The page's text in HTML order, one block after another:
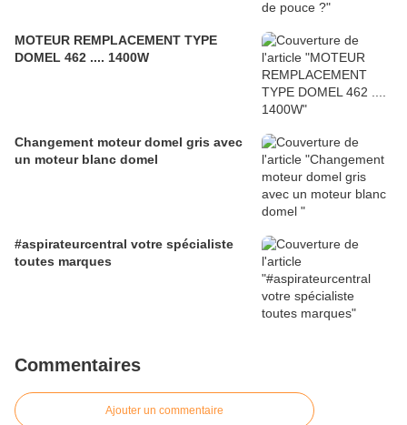
MOTEUR REMPLACEMENT TYPE
DOMEL 462 .... 1400W
Changement moteur domel gris avec
un moteur blanc domel
#aspirateurcentral votre spécialiste
toutes marques
Commentaires
Ajouter un commentaire